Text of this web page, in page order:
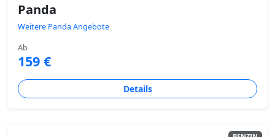
Panda
Weitere Panda Angebote
Ab
159 €
Details